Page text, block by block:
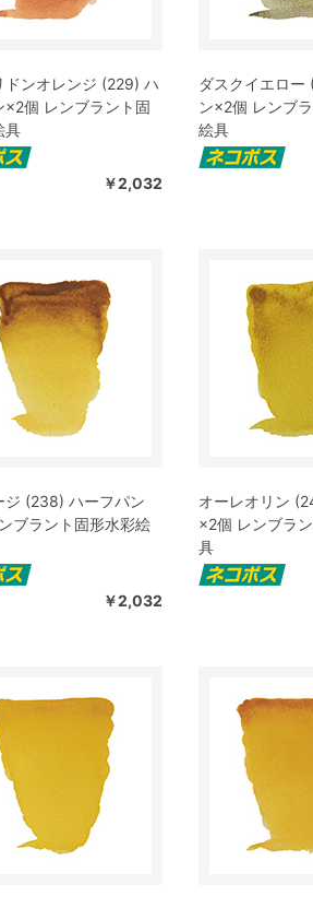
ドンオレンジ (229) ハ
×2個 レンブラント固
具
￥2,032
ダスクイエロ
ン×2個 レンブ
絵具
ジ (238) ハーフパン
ブラント固形水彩絵
￥2,032
オーレオリン
×2個 レンブラ
具